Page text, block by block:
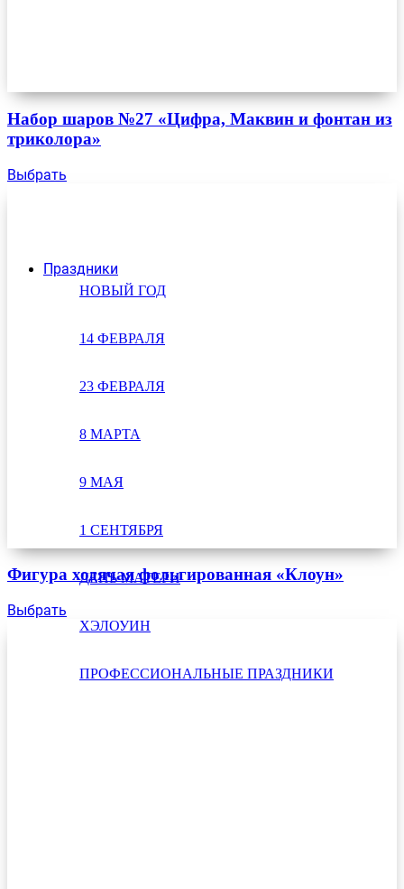
Праздники
НОВЫЙ ГОД
14 ФЕВРАЛЯ
23 ФЕВРАЛЯ
8 МАРТА
9 МАЯ
1 СЕНТЯБРЯ
ДЕНЬ МАТЕРИ
ХЭЛОУИН
ПРОФЕССИОНАЛЬНЫЕ ПРАЗДНИКИ
Набор шаров №27 «Цифра, Маквин и фонтан из
триколора»
Выбрать
Фигура ходячая фольгированная «Клоун»
Выбрать